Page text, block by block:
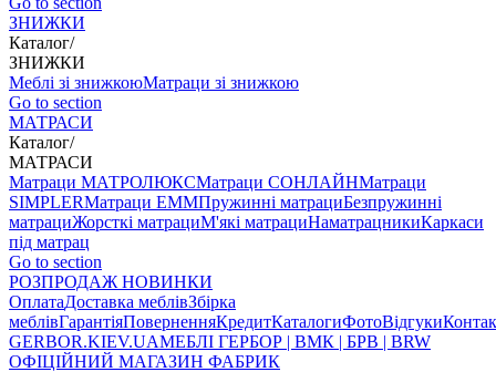
ЗНИЖКИ
Каталог/
ЗНИЖКИ
Меблі зі знижкоюМатраци зі знижкою
Go to section
МАТРАСИ
Каталог/
МАТРАСИ
Матраци МАТРОЛЮКСМатраци СОНЛАЙНМатраци
SIMPLERМатраци ЕММПружинні матрациБезпружинні
матрациЖорсткі матрациМ'які матрациНаматрацникиКаркаси
під матрац
Go to section
РОЗПРОДАЖ НОВИНКИ
ОплатаДоставка меблівЗбірка
меблівГарантіяПоверненняКредитКаталогиФотоВідгуки
GERBOR.KIEV.UAМЕБЛI ГЕРБОР | ВМК | БРВ | BRW
ОФІЦІЙНИЙ МАГАЗИН ФАБРИК